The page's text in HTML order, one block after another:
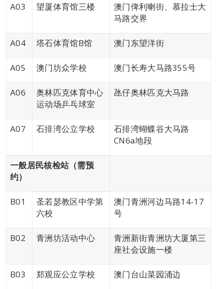
A03 望厦体育馆三楼
澳门俾利喇街、慕拉士大
马路交界
A04 塔石体育馆B馆 澳门东望洋街
A05 澳门坊众学校 澳门长寿大马路355号
A06
奥林匹克体育中心
运动场乒乓球室
氹仔奥林匹克大马路
A07 石排湾公立学校
石排湾蝴蝶谷大马路
CN6a地段
一般居民核检站（需预
约）
B01
圣若瑟教区中学第
六校
澳门青洲河边马路14-17
号
B02 青洲坊活动中心
青洲新街青洲坊大厦第三
座社会设施一楼
B03 郑观应公立学校 澳门台山菜园涌边